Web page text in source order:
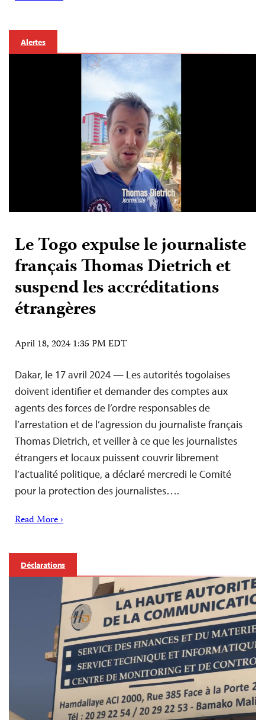
Alertes
Le Togo expulse le journaliste
français Thomas Dietrich et
suspend les accréditations
étrangères
April 18, 2024 1:35 PM EDT
Dakar, le 17 avril 2024 — Les autorités togolaises
doivent identifier et demander des comptes aux
agents des forces de l’ordre responsables de
l’arrestation et de l’agression du journaliste français
Thomas Dietrich, et veiller à ce que les journalistes
étrangers et locaux puissent couvrir librement
l’actualité politique, a déclaré mercredi le Comité
pour la protection des journalistes….
Read More ›
Déclarations